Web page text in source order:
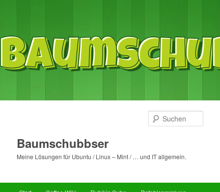
Baumschubbser
Meine Lösungen für Ubuntu / Linux – Mint / … und IT allgemein.